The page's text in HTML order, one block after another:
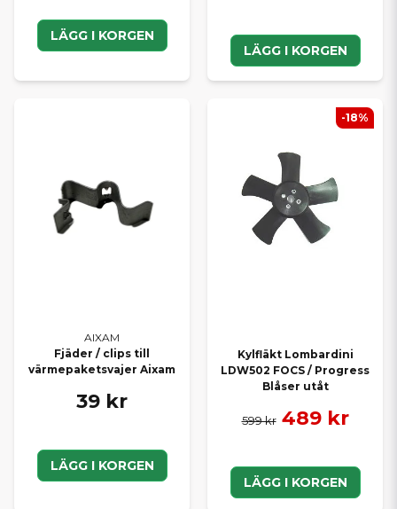
LÄGG I KORGEN
LÄGG I KORGEN
AIXAM
Fjäder / clips till
värmepaketsvajer Aixam
39 kr
LÄGG I KORGEN
Kylfläkt Lombardini
LDW502 FOCS / Progress
Blåser utåt
599 kr 489 kr
LÄGG I KORGEN
-18%